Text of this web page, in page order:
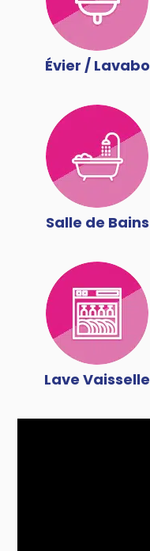
Évier / Lavabo
Salle de Bains
Lave Vaisselle